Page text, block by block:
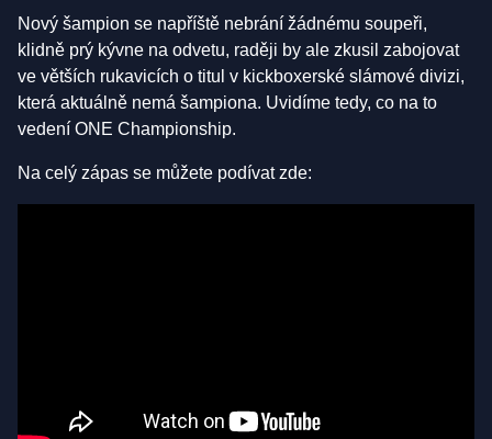
Nový šampion se napříště nebrání žádnému soupeři,
klidně prý kývne na odvetu, raději by ale zkusil zabojovat
ve větších rukavicích o titul v kickboxerské slámové divizi,
která aktuálně nemá šampiona. Uvidíme tedy, co na to
vedení ONE Championship.
Na celý zápas se můžete podívat zde: